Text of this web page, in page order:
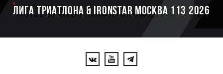
ЛИГА ТРИАТЛОНА & IRONSTAR МОСКВА 113 2026